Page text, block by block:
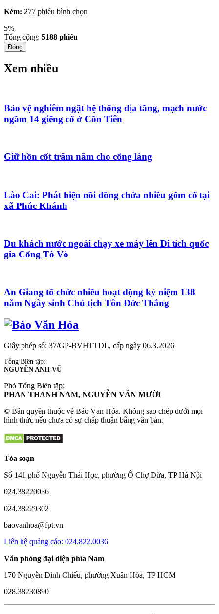
Kém: 277 phiếu bình chọn
5%
Tổng cộng: 5188 phiếu
Đóng
Xem nhiều
Bảo vệ nghiêm ngặt hệ thống địa tầng, mạch nước
ngầm 14 giếng cổ ở Cồn Tiên
Giữ hồn cốt trăm năm cho cổng làng
Lào Cai: Phát hiện nồi đồng chứa nhiều gốm cổ tại
xã Phúc Khánh
Du khách nước ngoài chạy xe máy lên Di tích quốc
gia Cổng Tò Vò
An Giang tổ chức nhiều hoạt động kỷ niệm 138
năm Ngày sinh Chủ tịch Tôn Đức Thắng
Giấy phép số: 37/GP-BVHTTDL, cấp ngày 06.3.2026
Tổng Biên tập:
NGUYỄN ANH VŨ
Phó Tổng Biên tập:
PHAN THANH NAM, NGUYỄN VĂN MƯỜI
© Bản quyền thuộc về Báo Văn Hóa. Không sao chép dưới mọi
hình thức nếu chưa có sự chấp thuận bằng văn bản.
Tòa soạn
Số 141 phố Nguyễn Thái Học, phường Ô Chợ Dừa, TP Hà Nội
024.38220036
024.38229302
baovanhoa@fpt.vn
Liên hệ quảng cáo: 024.822.0036
Văn phòng đại diện phía Nam
170 Nguyễn Đình Chiểu, phường Xuân Hòa, TP HCM
028.38230890